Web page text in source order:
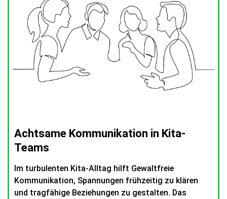
Achtsame Kommunikation in Kita-
Teams
Im turbulenten Kita-Alltag hilft Gewaltfreie
Kommunikation, Spannungen frühzeitig zu klären
und tragfähige Beziehungen zu gestalten. Das